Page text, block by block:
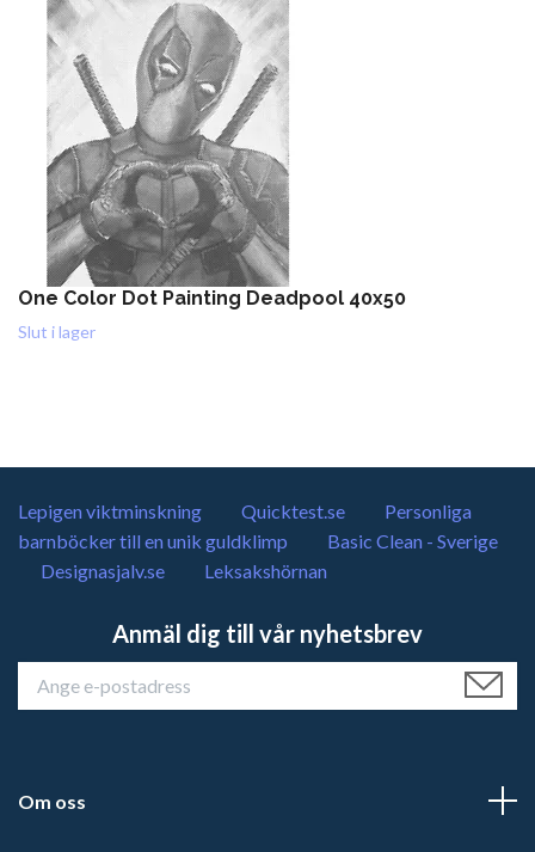
One Color Dot Painting Deadpool 40x50
Slut i lager
Lepigen viktminskning Quicktest.se
Personliga
barnböcker till en unik guldklimp
Basic Clean - Sverige
Designasjalv.se
Leksakshörnan
Anmäl dig till vår nyhetsbrev
Om oss